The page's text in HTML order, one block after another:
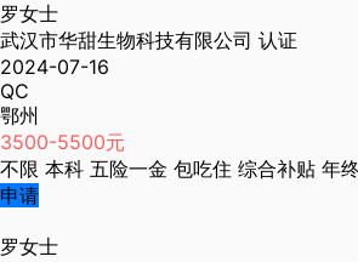
罗女士
武汉市华甜生物科技有限公司 认证
2024-07-16
QC
鄂州
3500-5500元
不限 本科 五险一金 包吃住 综合补贴 年
申请
罗女士